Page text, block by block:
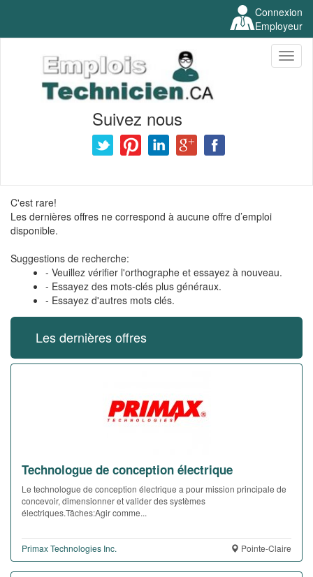
Connexion
Employeur
Suivez nous
C'est rare!
Les dernières offres ne correspond à aucune offre d’emploi
disponible.
Suggestions de recherche:
- Veuillez vérifier l'orthographe et essayez à nouveau.
- Essayez des mots-clés plus généraux.
- Essayez d'autres mots clés.
Les dernières offres
Technologue de conception électrique
Le technologue de conception électrique a pour mission principale de
concevoir, dimensionner et valider des systèmes
électriques.Tâches:Agir comme...
Primax Technologies Inc. Pointe-Claire